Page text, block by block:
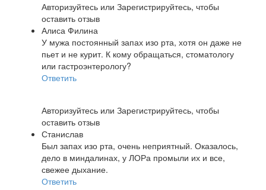
Авторизуйтесь или Зарегистрируйтесь, чтобы
оставить отзыв
Алиса Филина
У мужа постоянный запах изо рта, хотя он даже не
пьет и не курит. К кому обращаться, стоматологу
или гастроэнтерологу?
Ответить
Авторизуйтесь или Зарегистрируйтесь, чтобы
оставить отзыв
Станислав
Был запах изо рта, очень неприятный. Оказалось,
дело в миндалинах, у ЛОРа промыли их и все,
свежее дыхание.
Ответить